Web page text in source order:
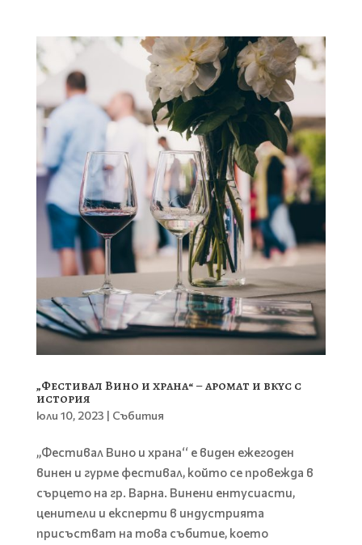
„Фестивал Вино и храна“ – аромат и вкус с
история
юли 10, 2023 | Събития
„Фестивал Вино и храна‘‘ е виден ежегоден
винен и гурме фестивал, който се провежда в
сърцето на гр. Варна. Винени ентусиасти,
ценители и експерти в индустрията
присъстват на това събитие, което